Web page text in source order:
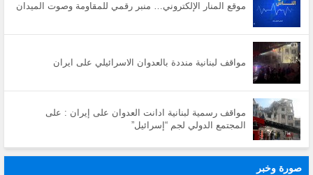
موقع المنار الإلكتروني… منبر رقمي للمقاومة وصوت الميدان
مواقف لبنانية منددة بالعدوان الاسرائيلي على ايران
مواقف رسمية لبنانية ادانت العدوان على إيران : على
المجتمع الدولي لجم “إسرائيل”
صورة وخبر